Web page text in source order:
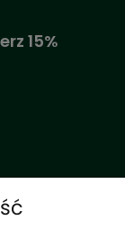
15%
na nieprzecenione